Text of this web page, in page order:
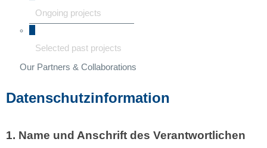
Ongoing projects
Selected past projects
Our Partners & Collaborations
Datenschutzinformation
Name und Anschrift des Verantwortlichen